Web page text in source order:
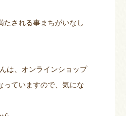
たされる事まちがいなし
は、オンラインショップ
っていますので、気にな